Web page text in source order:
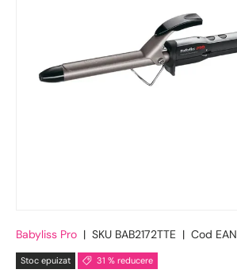
Babyliss Pro | SKU BAB2172TTE | Cod EAN
Stoc epuizat 31 % reducere